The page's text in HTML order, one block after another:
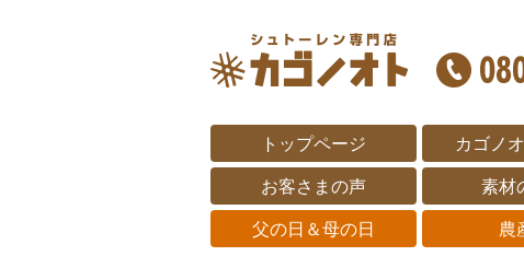
トップページ カゴノ
お客さまの声
素材
父の日＆母の日
農